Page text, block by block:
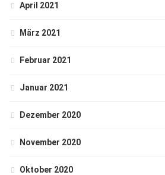
April 2021
März 2021
Februar 2021
Januar 2021
Dezember 2020
November 2020
Oktober 2020